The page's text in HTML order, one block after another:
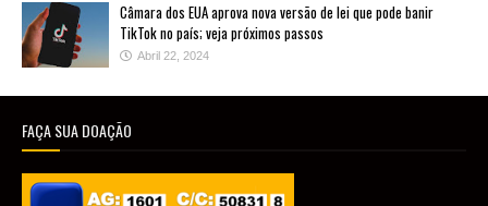
Câmara dos EUA aprova nova versão de lei que pode banir
TikTok no país; veja próximos passos
Abril 22, 2024
FAÇA SUA DOAÇÃO